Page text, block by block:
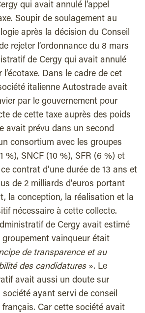
qui avait annulé l’appel
Soupir de soulagement au
après la décision du Conseil
rejeter l’ordonnance du 8 mars
de Cergy qui avait annulé
l’écotaxe. Dans le cadre de cet
italienne Autostrade avait
par le gouvernement pour
de cette taxe auprès des poids
avait prévu dans un second
consortium avec les groupes
%), SNCF (10 %), SFR (6 %) et
contrat d’une durée de 13 ans et
de 2 milliards d’euros portant
la conception, la réalisation et la
nécessaire à cette collecte.
de Cergy avait estimé
groupement vainqueur était
de transparence et au
des candidatures». Le
avait aussi un doute sur
société ayant servi de conseil
français. Car cette société avait